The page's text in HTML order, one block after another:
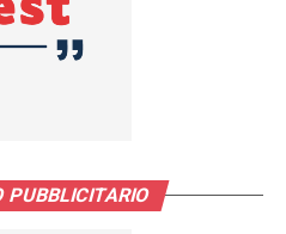
PUBBLICITARIO